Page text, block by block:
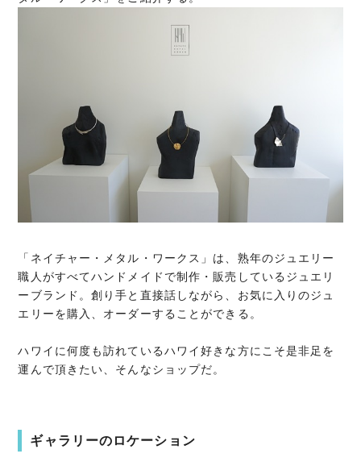
「ネイチャー・メタル・ワークス」は、 熟年のジュエリー
職人がすべてハンドメイドで制作・販売しているジュエリ
ーブランド。創り手と直接話しながら、お気に入りのジュ
エリーを購入、オーダーすることができる。
ハワイに何度も訪れているハワイ好きな方にこそ是非足を
運んで頂きたい、そんなショップだ。
ギャラリーのロケーション